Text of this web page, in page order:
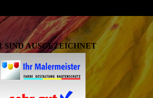
SIND AUSGEZEICHNET